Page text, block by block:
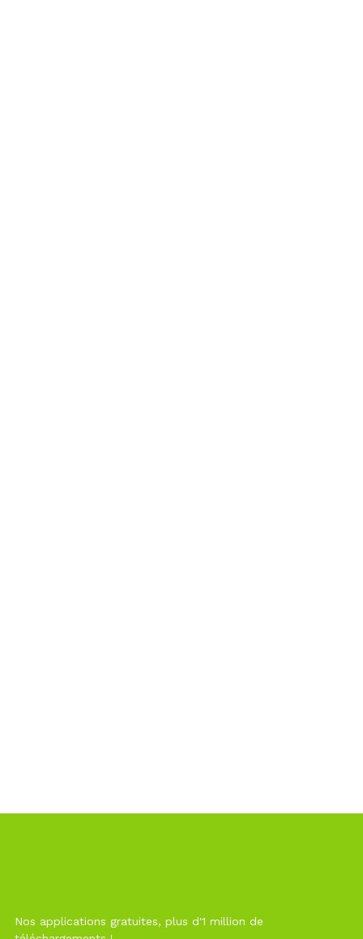
Nos applications gratuites, plus d'1 million de